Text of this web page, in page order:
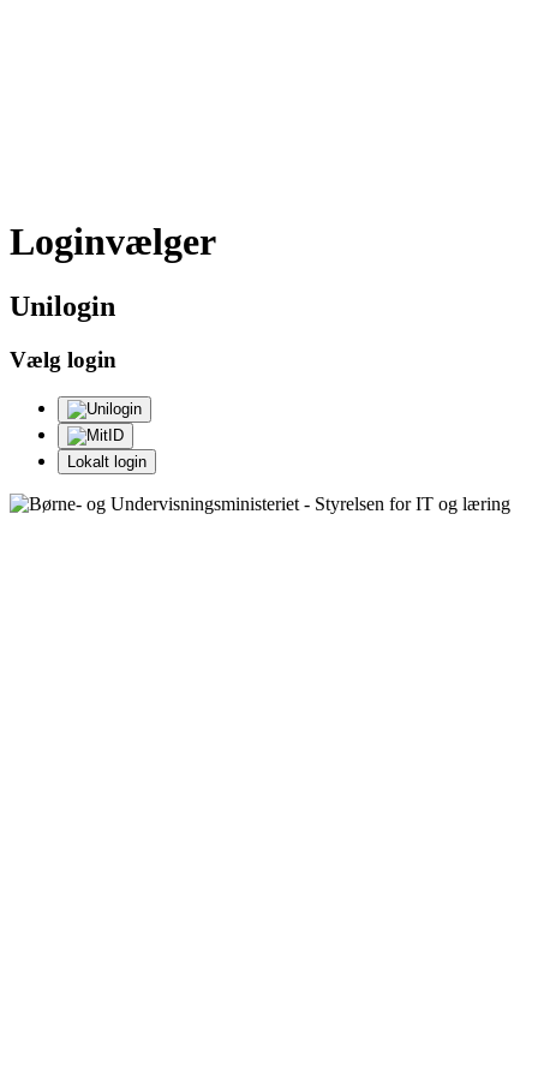
Loginvælger
Unilogin
Vælg login
Lokalt login